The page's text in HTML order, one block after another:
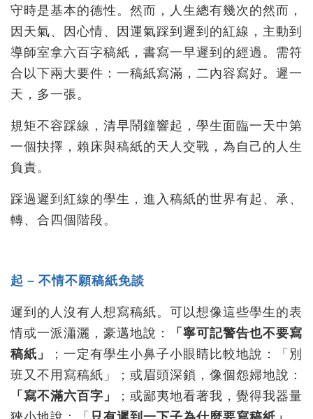
守時是基本的德性。然而，人生總有幾次的然而，
因天氣、因心情、因運氣踩到遲到的紅線，主動到
導師室拿六百字稿紙，書寫一早遲到的經過。需符
合以下兩大要件：一稿紙寫滿，二內容寫好。遲一
天，多一張。
規矩不容踩線，清早鬧鐘響起，學生面臨一天中第
一個抉擇，賴床與稿紙的天人交戰，為自己的人生
負責。
踩過遲到紅線的學生，進入稿紙的世界有起、承、
轉、合四個階段。
起 – 不情不願稿紙免談
遲到的人沒有人想寫稿紙。可以想像這些學生的表
情或一派瀟灑，豪邁地說：
「寧可記警告也不要寫
稿紙」
；一定有學生小鼻子小眼睛比較地說：「別
班又不用寫稿紙」；或眉頭深鎖，像個怨婦地說：
「寫不滿六百字」
；或鄙夷地看著我，覺得我器量